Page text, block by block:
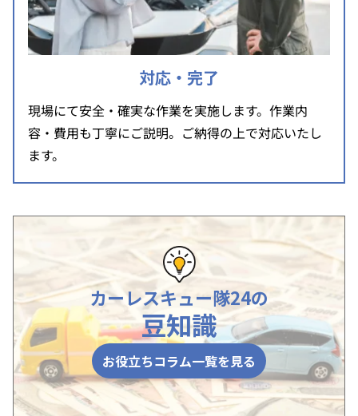
対応・完了
現場にて安全・確実な作業を実施します。作業内
容・費用も丁寧にご説明。ご納得の上で対応いたし
ます。
カーレスキュー隊24の
豆知識
お役立ちコラム一覧を見る